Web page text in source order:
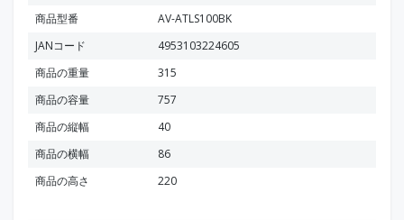
商品型番
AV-ATLS100BK
JANコード
4953103224605
商品の重量
315
商品の容量
757
商品の縦幅
40
商品の横幅
86
商品の高さ
220